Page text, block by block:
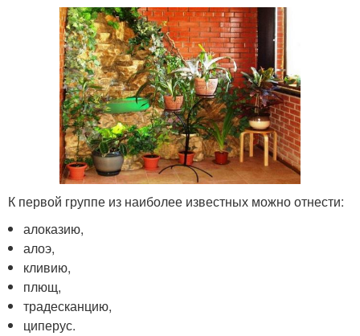
К первой группе из наиболее известных можно отнести:
алоказию,
алоэ,
кливию,
плющ,
традесканцию,
циперус.